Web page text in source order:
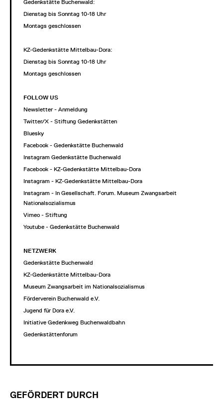
Gedenkstätte Buchenwald:
Dienstag bis Sonntag 10-18 Uhr
Montags geschlossen
KZ-Gedenkstätte Mittelbau-Dora:
Dienstag bis Sonntag 10-18 Uhr
Montags geschlossen
FOLLOW US
Newsletter - Anmeldung
Twitter/X - Stiftung Gedenkstätten
Bluesky
Facebook - Gedenkstätte Buchenwald
Instagram Gedenkstätte Buchenwald
Facebook - KZ-Gedenkstätte Mittelbau-Dora
Instagram - KZ-Gedenkstätte Mittelbau-Dora
Instagram - In Gesellschaft. Forum. Museum Zwangsarbeit im
Nationalsozialismus
Vimeo - Stiftung
Youtube - Gedenkstätte Buchenwald
NETZWERK
Gedenkstätte Buchenwald
KZ-Gedenkstätte Mittelbau-Dora
Museum Zwangsarbeit im Nationalsozialismus
Förderverein Buchenwald e.V.
Jugend für Dora e.V.
Initiative Gedenkweg Buchenwaldbahn
Gedenkstättenforum
GEFÖRDERT DURCH